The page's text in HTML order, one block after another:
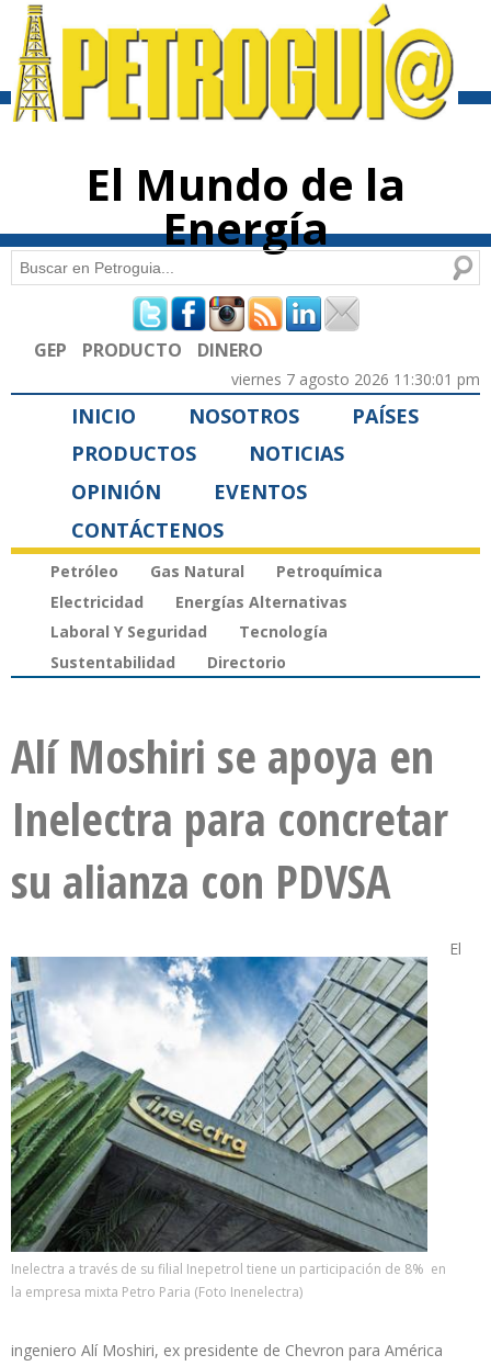
contenido
El Mundo de la
Energía
Formulario de búsqueda
Buscar
GEP PRODUCTO DINERO
viernes 7 agosto 2026 11:30:01 pm
INICIO NOSOTROS
PAÍSES
PRODUCTOS
NOTICIAS
OPINIÓN
EVENTOS
CONTÁCTENOS
Petróleo Gas Natural
Petroquímica
Electricidad
Energías Alternativas
Laboral Y Seguridad
Tecnología
Sustentabilidad
Directorio
Alí Moshiri se apoya en
Inelectra para concretar
su alianza con PDVSA
Inelectra a través de su filial Inepetrol tiene un participación de 8% en
la empresa mixta Petro Paria (Foto Inenelectra)
El
ingeniero Alí Moshiri, ex presidente de Chevron para América